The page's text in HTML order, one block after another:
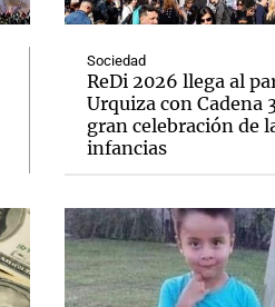
Sociedad
ReDi 2026 llega al
Urquiza con Cadena
gran celebración de
infancias
Notas